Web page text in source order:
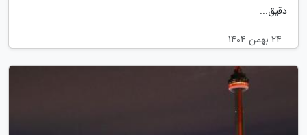
دقیق...
24 بهمن 1404